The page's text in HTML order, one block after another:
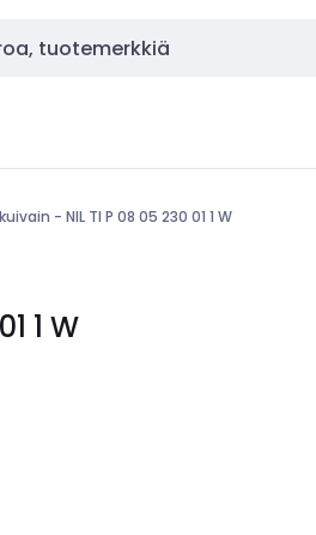
- NIL TI P 08 05 230 01 1 W
1 W